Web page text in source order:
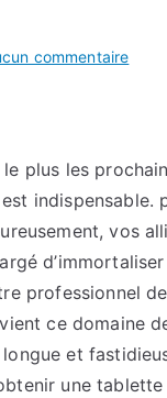
commentairesur
plus les
indispensable.
vos
professionnel
ce domaine
et
une